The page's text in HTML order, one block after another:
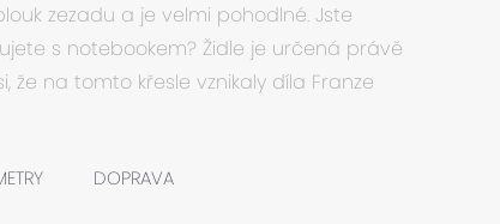
zezadu a je velmi pohodlné. Jste
s notebookem? Židle je určená právě
že na tomto křesle vznikaly díla Franze
DOPRAVA